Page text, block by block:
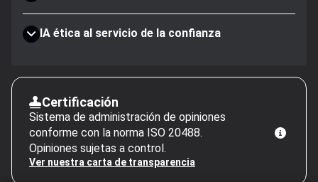
IA ética al servicio de la confianza
Certificación
Sistema de administración de opiniones
conforme con la norma ISO 20488.
Opiniones sujetas a control.
Ver nuestra carta de transparencia